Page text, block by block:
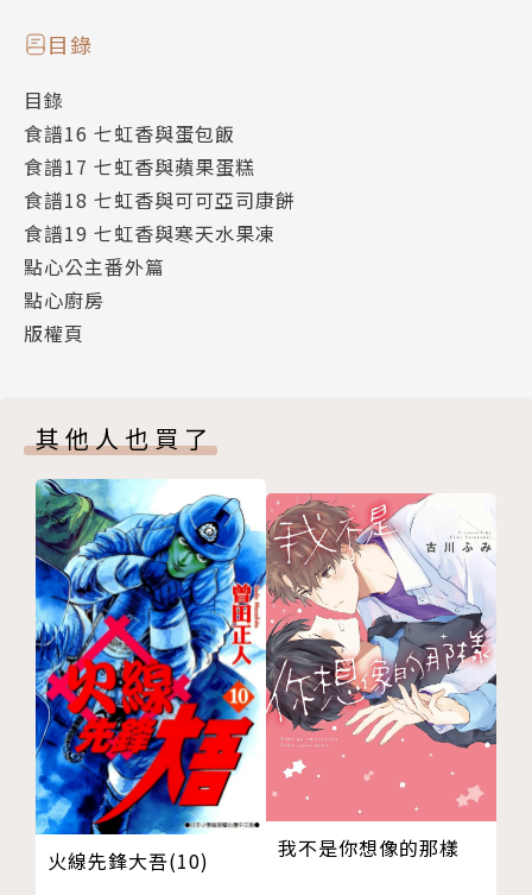
目錄
目錄
食譜16 七虹香與蛋包飯
食譜17 七虹香與蘋果蛋糕
食譜18 七虹香與可可亞司康餅
食譜19 七虹香與寒天水果凍
點心公主番外篇
點心廚房
版權頁
其他人也買了
火線先鋒大吾(10) 我不是你想像的那樣